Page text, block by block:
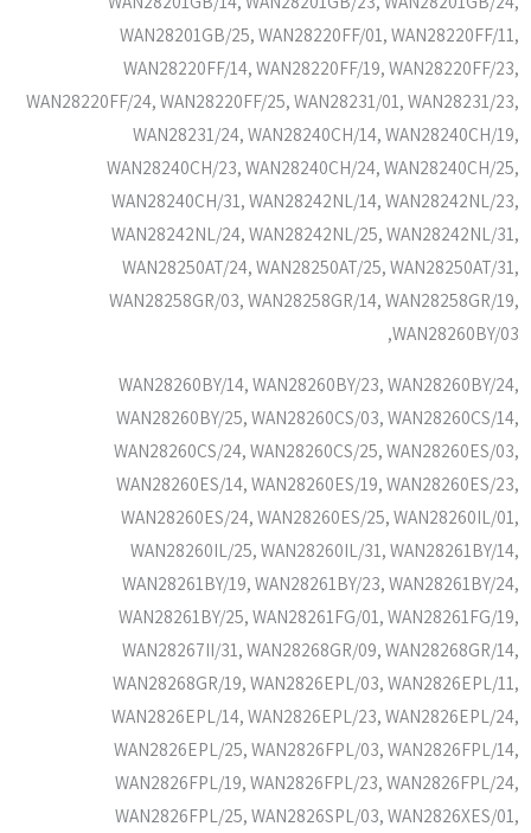
WAN28201GB/25, WAN28220FF/01, WAN28220FF/11,
WAN28220FF/14, WAN28220FF/19, WAN28220FF/23,
WAN28220FF/24, WAN28220FF/25, WAN28231/01, WAN28231/23,
WAN28231/24, WAN28240CH/14, WAN28240CH/19,
WAN28240CH/23, WAN28240CH/24, WAN28240CH/25,
WAN28240CH/31, WAN28242NL/14, WAN28242NL/23,
WAN28242NL/24, WAN28242NL/25, WAN28242NL/31,
WAN28250AT/24, WAN28250AT/25, WAN28250AT/31,
WAN28258GR/03, WAN28258GR/14, WAN28258GR/19,
WAN28260BY/03,
WAN28260BY/14, WAN28260BY/23, WAN28260BY/24,
WAN28260BY/25, WAN28260CS/03, WAN28260CS/14,
WAN28260CS/24, WAN28260CS/25, WAN28260ES/03,
WAN28260ES/14, WAN28260ES/19, WAN28260ES/23,
WAN28260ES/24, WAN28260ES/25, WAN28260IL/01,
WAN28260IL/25, WAN28260IL/31, WAN28261BY/14,
WAN28261BY/19, WAN28261BY/23, WAN28261BY/24,
WAN28261BY/25, WAN28261FG/01, WAN28261FG/19,
WAN28267II/31, WAN28268GR/09, WAN28268GR/14,
WAN28268GR/19, WAN2826EPL/03, WAN2826EPL/11,
WAN2826EPL/14, WAN2826EPL/23, WAN2826EPL/24,
WAN2826EPL/25, WAN2826FPL/03, WAN2826FPL/14,
WAN2826FPL/19, WAN2826FPL/23, WAN2826FPL/24,
WAN2826FPL/25, WAN2826SPL/03, WAN2826XES/01,